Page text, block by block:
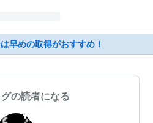
早めの取得がおすすめ！
の読者になる